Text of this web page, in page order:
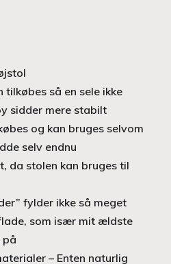
tilkøbes så en sele ikke
sidder mere stabilt
og kan bruges selvom
selv endnu
da stolen kan bruges til
fylder ikke så meget
som især mit ældste
– Enten naturlig